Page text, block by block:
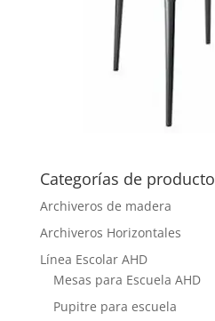
Categorías de producto
Archiveros de madera
Archiveros Horizontales
Línea Escolar AHD
Mesas para Escuela AHD
Pupitre para escuela